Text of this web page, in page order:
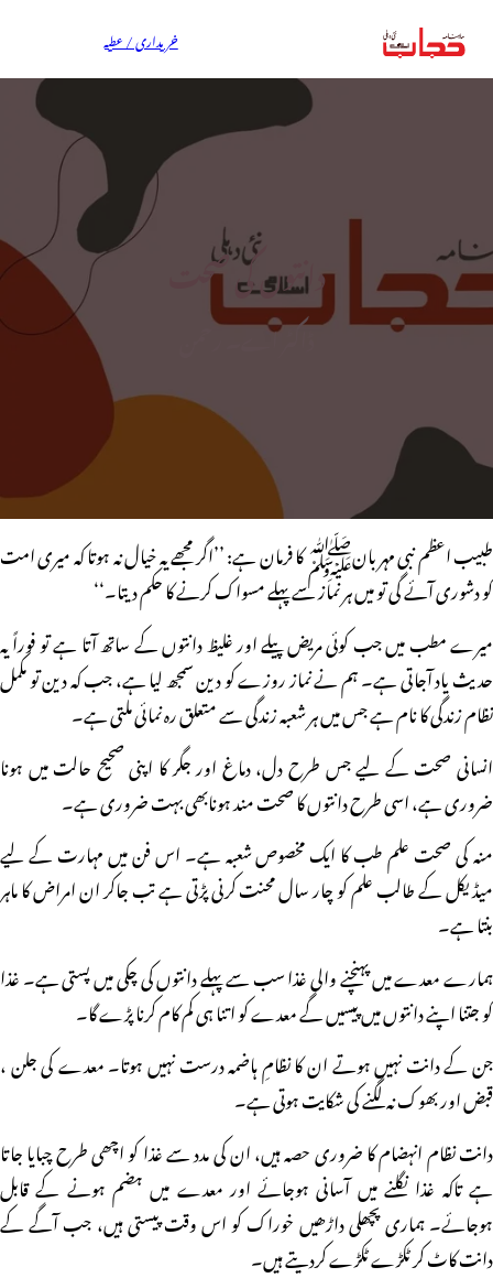
خریداری / عطیہ
دانتوں کی صحت
ڈاکٹر اے۔ رحمن
طبیب اعظم نبی مہربانﷺ کا فرمان ہے: ’’اگر مجھے یہ خیال نہ ہوتا کہ میری امت
کو دشوری آئے گی تو میں ہر نماز سے پہلے مسواک کرنے کا حکم دیتا۔‘‘
میرے مطب میں جب کوئی مریض پیلے اور غلیظ دانتوں کے ساتھ آتا ہے تو فوراً یہ
حدیث یاد آجاتی ہے۔ ہم نے نماز روزے کو دین سمجھ لیا ہے، جب کہ دین تو مکمل
نظام زندگی کا نام ہے جس میں ہر شعبہ زندگی سے متعلق رہ نمائی ملتی ہے۔
انسانی صحت کے لیے جس طرح دل، دماغ اور جگر کا اپنی صحیح حالت میں ہونا
ضروری ہے، اسی طرح دانتوں کا صحت مند ہونابھی بہت ضروری ہے۔
منہ کی صحت علم طب کا ایک مخصوص شعبہ ہے۔ اس فن میں مہارت کے لیے
میڈیکل کے طالب علم کو چار سال محنت کرنی پڑتی ہے تب جاکر ان امراض کا ماہر
بنتا ہے۔
ہمارے معدے میں پہنچنے والی غذا سب سے پہلے دانتوں کی چکی میں پستی ہے۔ غذا
کو جتنا اپنے دانتوں میں پیسیں گے معدے کو اتنا ہی کم کام کرنا پڑے گا۔
جن کے دانت نہیں ہوتے ان کا نظامِ ہاضمہ درست نہیں ہوتا۔ معدے کی جلن ،
قبض اور بھوک نہ لگنے کی شکایت ہوتی ہے۔
دانت نظام انہضام کا ضروری حصہ ہیں، ان کی مدد سے غذا کو اچھی طرح چبایا جاتا
ہے تاکہ غذا نگلنے میں آسانی ہوجائے اور معدے میں ہضم ہونے کے قابل
ہوجائے۔ ہماری پچھلی داڑھیں خوراک کو اس وقت پیستی ہیں، جب آگے کے
دانت کاٹ کر ٹکڑے ٹکڑے کردیتے ہیں۔